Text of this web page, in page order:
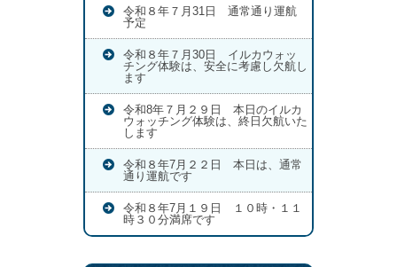
令和８年７月31日 通常通り運航
予定
令和８年７月30日 イルカウォッ
チング体験は、安全に考慮し欠航し
ます
令和8年７月２９日 本日のイルカ
ウォッチング体験は、終日欠航いた
します
令和８年7月２２日 本日は、通常
通り運航です
令和８年7月１９日 １０時・１１
時３０分満席です